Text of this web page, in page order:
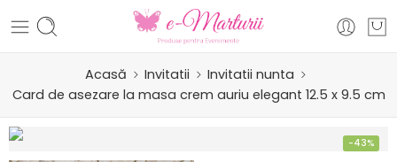
Acasă Invitatii
Invitatii nunta
Card de asezare la masa crem auriu elegant 12.5 x 9.5 cm
-43%